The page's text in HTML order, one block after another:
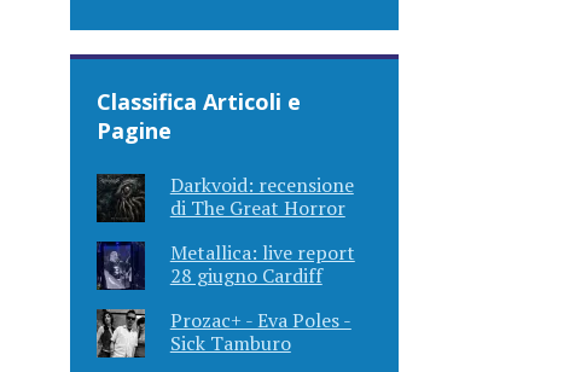
Classifica Articoli e
Pagine
Darkvoid: recensione
di The Great Horror
Metallica: live report
28 giugno Cardiff
Prozac+ - Eva Poles -
Sick Tamburo